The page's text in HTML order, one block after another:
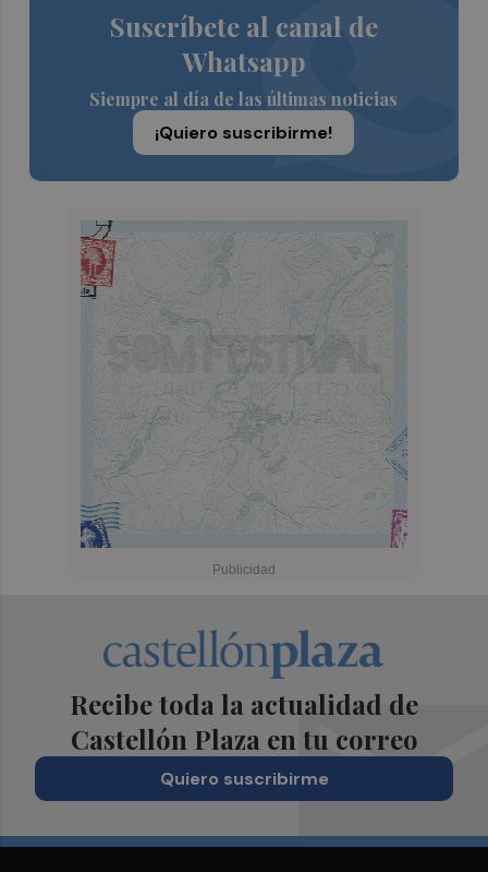
Suscríbete al canal de
Whatsapp
Siempre al día de las últimas noticias
¡Quiero suscribirme!
Recibe toda la actualidad de
Castellón Plaza en tu correo
Quiero suscribirme